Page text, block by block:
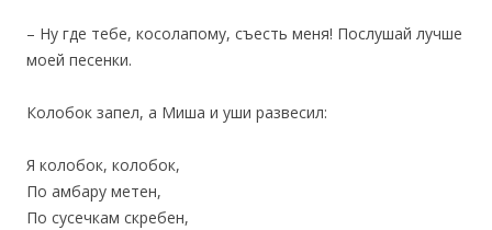
– Ну где тебе, косолапому, съесть меня! Послушай лучше
моей песенки.
Колобок запел, а Миша и уши развесил:
Я колобок, колобок,
По амбару метен,
По сусечкам скребен,